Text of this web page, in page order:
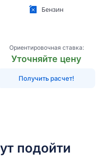
Бензин
Ориентировочная ставка:
Уточняйте цену
Получить расчет!
подойти